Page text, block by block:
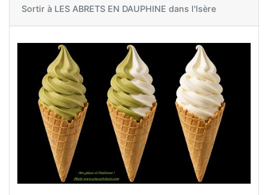
Sortir à LES ABRETS EN DAUPHINE dans l'Isère